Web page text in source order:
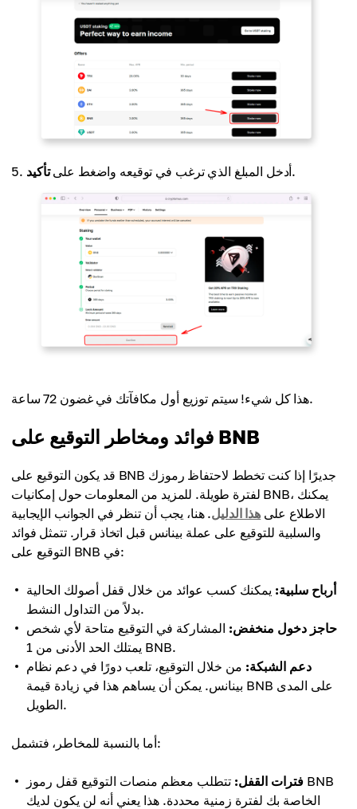
أدخل المبلغ الذي ترغب في توقيعه واضغط علىتأكيد .
هذا كل شيء! سيتم توزيع أول مكافآتك في غضون 72 ساعة.
فوائد ومخاطر التوقيع على BNB
قد يكون التوقيع على BNB جديرًا إذا كنت تخطط لاحتفاظ رموزك
لفترة طويلة. للمزيد من المعلومات حول إمكانيات BNB، يمكنك
الاطلاع على هذا الدليل. هنا، يجب أن تنظر في الجوانب الإيجابية
والسلبية للتوقيع على عملة بينانس قبل اتخاذ قرار. تتمثل فوائد
التوقيع على BNB في:
أرباح سلبية: يمكنك كسب عوائد من خلال قفل أصولك الحالية
بدلاً من التداول النشط.
حاجز دخول منخفض: المشاركة في التوقيع متاحة لأي شخص
يمتلك الحد الأدنى من 1 BNB.
دعم الشبكة: من خلال التوقيع، تلعب دورًا في دعم نظام
بينانس. يمكن أن يساهم هذا في زيادة قيمة BNB على المدى
الطويل.
أما بالنسبة للمخاطر، فتشمل:
فترات القفل: تتطلب معظم منصات التوقيع قفل رموز BNB
الخاصة بك لفترة زمنية محددة. هذا يعني أنه لن يكون لديك